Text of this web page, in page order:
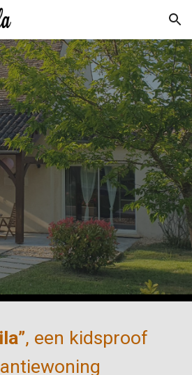
Skip to navigation
, een kidsproof